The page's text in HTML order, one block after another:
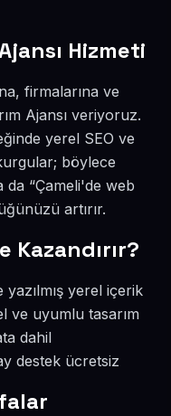
Hizmeti
firmalarına ve
Ajansı veriyoruz.
yerel SEO ve
böylece
da “Çameli'de web
artırır.
Kazandırır?
yerel içerik
ve uyumlu tasarım
dahil
destek ücretsiz